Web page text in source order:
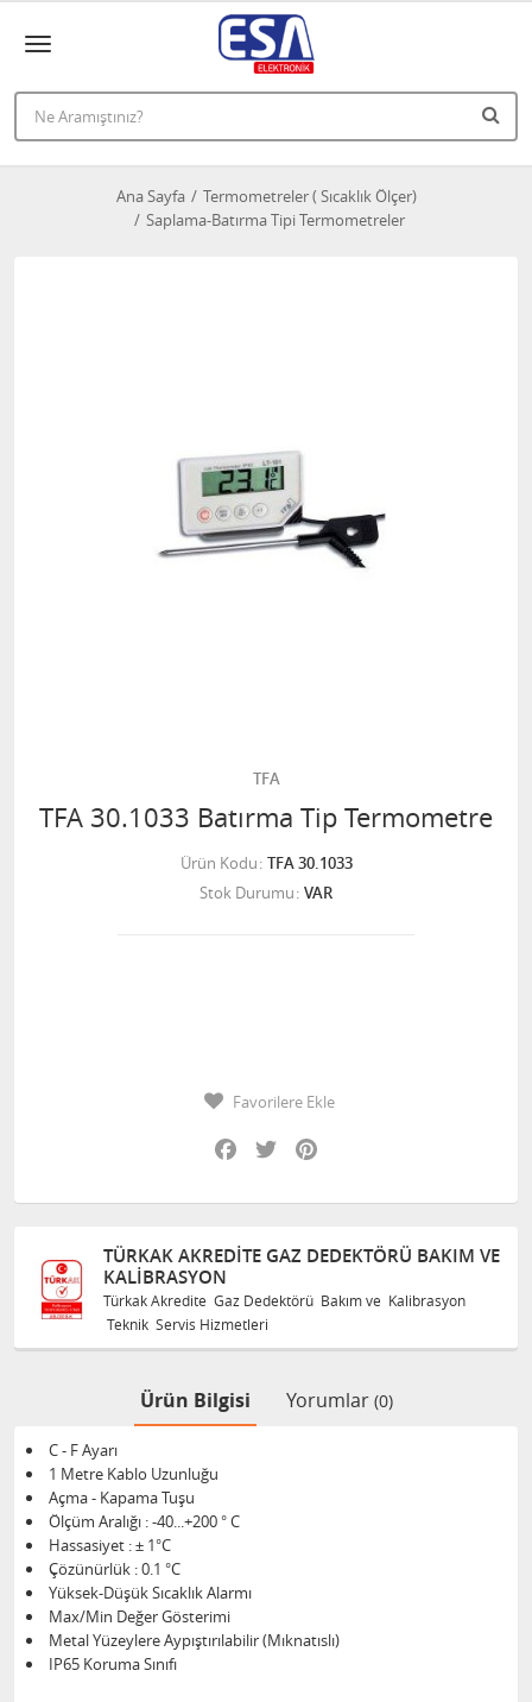
Ana Sayfa
Termometreler ( Sıcaklık Ölçer)
Saplama-Batırma Tipi Termometreler
TFA
TFA 30.1033 Batırma Tip Termometre
Ürün Kodu TFA 30.1033
Stok Durumu VAR
Favorilere Ekle
Facebook
Twitter
TÜRKAK AKREDITE GAZ DEDEKTÖRÜ BAKIM VE
KALIBRASYON
Türkak Akredite Gaz Dedektörü Bakım ve Kalibrasyon
Teknik Servis Hizmetleri
Ürün Bilgisi Yorumlar (0)
C - F Ayarı
1 Metre Kablo Uzunluğu
Açma - Kapama Tuşu
Ölçüm Aralığı : -40...+200 ° C
Hassasiyet : ± 1°C
Çözünürlük : 0.1 °C
Yüksek-Düşük Sıcaklık Alarmı
Max/Min Değer Gösterimi
Metal Yüzeylere Aypıştırılabilir (Mıknatıslı)
IP65 Koruma Sınıfı